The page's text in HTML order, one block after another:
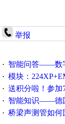
举报
· 智能问答——数字化工厂与
· 模块：
· 送积分啦！参加7月6日
· 智能知识——德国工业崛起
· 桥梁声测管如何固